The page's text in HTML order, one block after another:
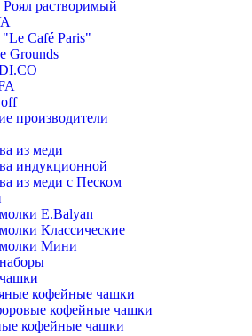
Роял растворимый
Café Paris"
Grounds
производители
из меди
индукционной
из меди с Песком
E.Balyan
Классические
Мини
кофейные чашки
кофейные чашки
кофейные чашки